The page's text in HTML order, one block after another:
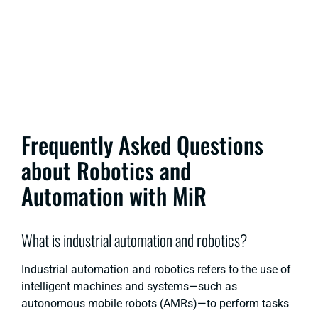
Frequently Asked Questions
about Robotics and
Automation with MiR
What is industrial automation and robotics?
Industrial automation and robotics refers to the use of
intelligent machines and systems—such as
autonomous mobile robots (AMRs)—to perform tasks